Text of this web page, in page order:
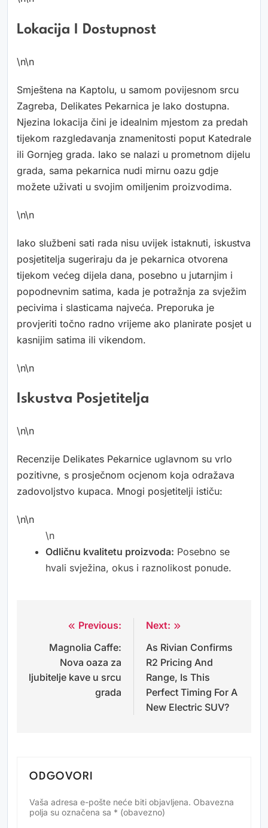
Lokacija I Dostupnost
\n\n
Smještena na Kaptolu, u samom povijesnom srcu
Zagreba, Delikates Pekarnica je lako dostupna.
Njezina lokacija čini je idealnim mjestom za predah
tijekom razgledavanja znamenitosti poput Katedrale
ili Gornjeg grada. Iako se nalazi u prometnom dijelu
grada, sama pekarnica nudi mirnu oazu gdje
možete uživati u svojim omiljenim proizvodima.
\n\n
Iako službeni sati rada nisu uvijek istaknuti, iskustva
posjetitelja sugeriraju da je pekarnica otvorena
tijekom većeg dijela dana, posebno u jutarnjim i
popodnevnim satima, kada je potražnja za svježim
pecivima i slasticama najveća. Preporuka je
provjeriti točno radno vrijeme ako planirate posjet u
kasnijim satima ili vikendom.
\n\n
Iskustva Posjetitelja
\n\n
Recenzije Delikates Pekarnice uglavnom su vrlo
pozitivne, s prosječnom ocjenom koja odražava
zadovoljstvo kupaca. Mnogi posjetitelji ističu:
\n\n
\n
Odličnu kvalitetu proizvoda: Posebno se
hvali svježina, okus i raznolikost ponude.
Navigacija
objava
Previous:
Magnolia Caffe:
Nova oaza za
ljubitelje kave u srcu
grada
Next:
As Rivian Confirms
R2 Pricing And
Range, Is This
Perfect Timing For A
New Electric SUV?
ODGOVORI
Vaša adresa e-pošte neće biti objavljena. Obavezna
polja su označena sa * (obavezno)
Alternative: